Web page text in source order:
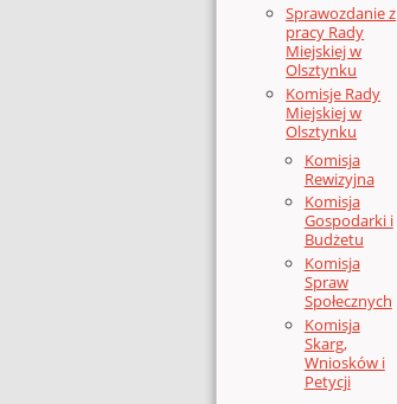
Sprawozdanie z
pracy Rady
Miejskiej w
Olsztynku
Komisje Rady
Miejskiej w
Olsztynku
Komisja
Rewizyjna
Komisja
Gospodarki i
Budżetu
Komisja
Spraw
Społecznych
Komisja
Skarg,
Wniosków i
Petycji